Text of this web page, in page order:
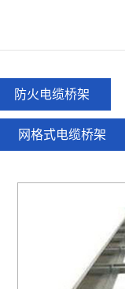
防火电缆桥架
网格式电缆桥架